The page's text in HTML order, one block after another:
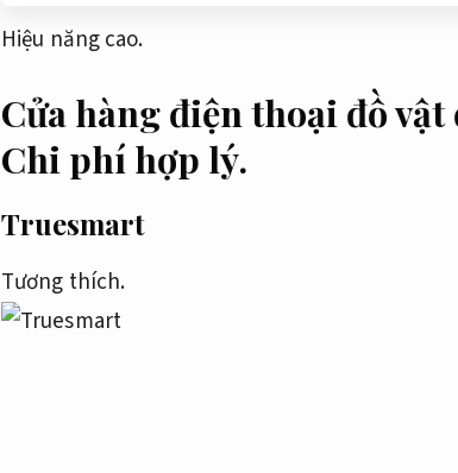
Hiệu năng cao.
Cửa hàng điện thoại đồ
Chi phí hợp lý.
Truesmart
Tương thích.